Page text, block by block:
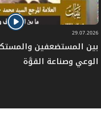
29.07.2026
بين المستضعفين
الوعي وصناعة القوَّة